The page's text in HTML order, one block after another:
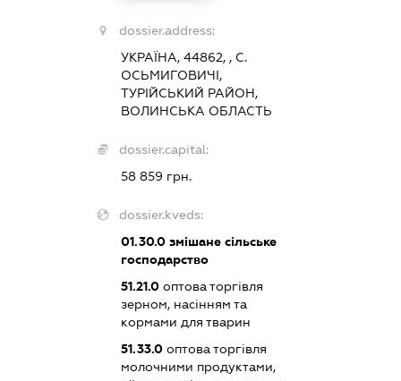
dossier.address:
УКРАЇНА, 44862, , С.
ОСЬМИГОВИЧІ,
ТУРІЙСЬКИЙ РАЙОН,
ВОЛИНСЬКА ОБЛАСТЬ
dossier.capital:
58 859 грн.
dossier.kveds:
01.30.0змішане сільське
господарство
51.21.0оптова торгівля
зерном, насінням та
кормами для тварин
51.33.0оптова торгівля
молочними продуктами,